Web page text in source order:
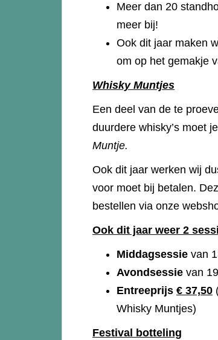
Meer dan 20
meer bij!
Ook dit jaar maken
om op het gemakje
Whisky Muntjes
Een deel van de te
duurdere whisky’s moet
Muntje.
Ook dit jaar werken wij
voor moet bij betalen.
bestellen via onze
Ook dit jaar weer 2
Middagsessie van
Avondsessie van
Entreeprijs € 37,50
Whisky Muntjes)
Festival botteling